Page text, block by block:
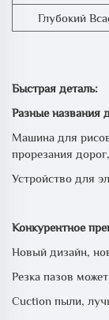
Глубокий
Быстрая деталь:
Разные названия
Машина для
прорезания
Устройство для
Конкурентное
Новый дизайн,
Резка пазов
Сuction пыли,